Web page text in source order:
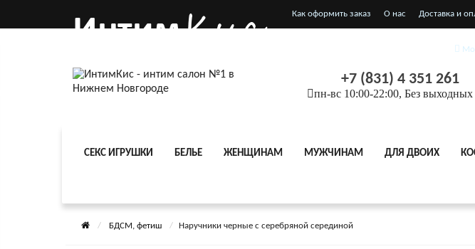
Как оформить заказ О нас Доставка и
+7 (831) 4 351 261
пн-вс 10:00-22:00, Без выходных
СЕКС ИГРУШКИ БЕЛЬЕ ЖЕНЩИНАМ МУЖЧИНАМ ДЛЯ ДВОИХ
БДСМ, фетиш Наручники черные с серебряной серединой